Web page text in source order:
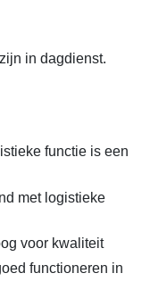
in dagdienst.
functie is een
met logistieke
voor kwaliteit
functioneren in